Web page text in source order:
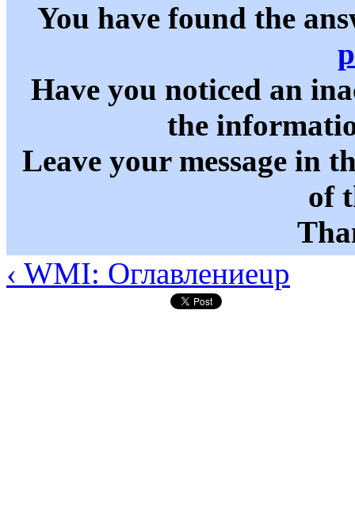
You have found the
Have you noticed an
the
Leave your message in
of
‹ WMI: Оглавлениеup